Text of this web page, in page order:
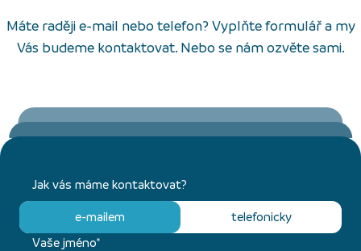
Máte raději e-mail nebo telefon? Vyplňte formulář a my
Vás budeme kontaktovat. Nebo se nám ozvěte sami.
Jak vás máme kontaktovat?
e-mailem
telefonicky
Vaše jméno*